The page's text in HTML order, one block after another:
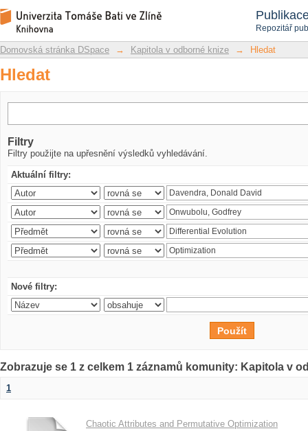
Repozitář
Hledat
Repozitář DSpace/Manakin
Domovská stránka DSpace → Kapitola v odborné knize → Hledat
Hledat
Filtry
Filtry použijte na upřesnění výsledků vyhledávání.
Aktuální filtry:
Nové filtry:
Zobrazuje se 1 z celkem 1 záznamů komunity: Kapitola v
1
Chaotic Attributes and Permutative Optimization